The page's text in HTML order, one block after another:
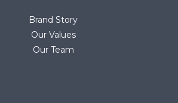
Brand Story
Our Values
Our Team